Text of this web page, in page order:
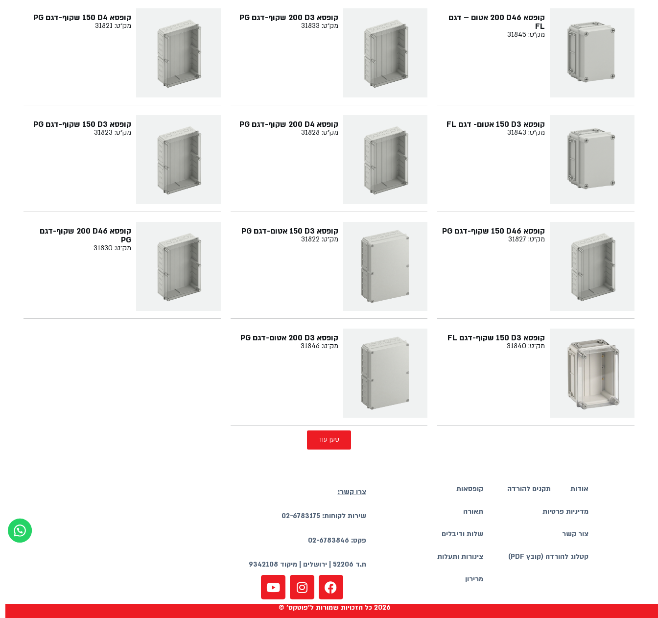
קופסא ‏46‏D‏ ‏200 אטום – דגם
FL
מק״ט: 31845
קופסא ‏3‏D‏ ‏200 שקוף-דגם PG
מק״ט: 31833
קופסא‏ ‏4‏D‏ ‏150‏ שקוף-דגם PG
מק״ט: 31821
קופסא ‏3‏D‏ ‏150 אטום- דגם FL
מק״ט: 31843
קופסא ‏4‏D‏ ‏200 שקוף-דגם PG
מק״ט: 31828
קופסא ‏3‏D‏ ‏150‏ שקוף-דגם PG
מק״ט: 31823
קופסא ‏46‏D‏ ‏150‏ שקוף-דגם PG
מק״ט: 31827
קופסא ‏3‏D‏ ‏150‏ אטום-דגם PG
מק״ט: 31822
קופסא ‏46‏D‏ ‏200 שקוף-דגם
PG
מק״ט: 31830
קופסא ‏3‏D‏ ‏150 שקוף-דגם FL
מק״ט: 31840
קופסא ‏3‏D‏ ‏200 אטום-דגם PG
מק״ט: 31846
טען עוד
צרו קשר:
שירות לקוחות: 02-6783175
פקס: 02-6783846
ת.ד 52206 | ירושלים | מיקוד 9342108
אודות תקנים להורדה
מדיניות פרטיות
צור קשר
קטלוג להורדה (קובץ PDF)
קופסאות
תאורה
שלות ודיבלים
צינורות ותעלות
מרירון
2026 כל הזכויות שמורות ל'פוטקס' ©